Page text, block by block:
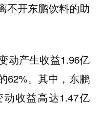
不开东鹏饮料的助
动产生收益1.96亿
62%。其中，东鹏
收益高达1.47亿